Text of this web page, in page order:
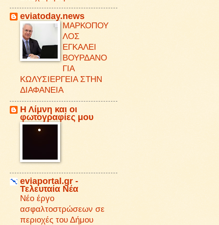
eviatoday.news
ΜΑΡΚΟΠΟΥ
ΛΟΣ
ΕΓΚΑΛΕΙ
ΒΟΥΡΔΑΝΟ
ΓΙΑ
ΚΩΛΥΣΙΕΡΓΕΙΑ ΣΤΗΝ
ΔΙΑΦΑΝΕΙΑ
Η Λίμνη και οι
φωτογραφίες μου
eviaportal.gr -
Τελευταία Νέα
Νέο έργο
ασφαλτοστρώσεων σε
περιοχές του Δήμου